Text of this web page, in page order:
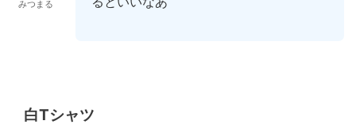
みつまる
白Tシャツ